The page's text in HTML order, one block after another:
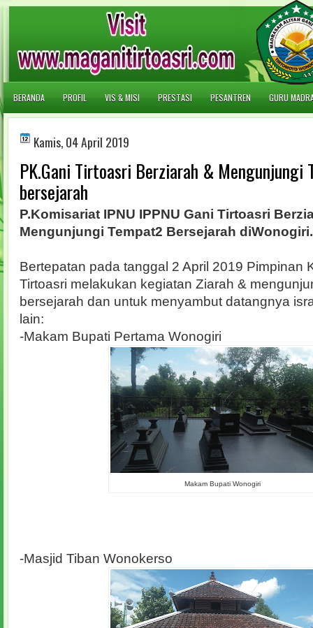
BERANDA PROFIL VIS & MISI PRESTASI PESANTREN GURU
Kamis, 04 April 2019
PK.Gani Tirtoasri Berziarah & Mengunjungi
bersejarah
P.Komisariat IPNU IPPNU Gani Tirtoasri
Mengunjungi Tempat2 Bersejarah diWonogiri.
Bertepatan pada tanggal 2 April 2019 Pimpinan
Tirtoasri melakukan kegiatan Ziarah &
bersejarah dan untuk menyambut datangnya
lain:
-Makam Bupati Pertama Wonogiri
Makam Bupati Wonogiri
-Masjid Tiban Wonokerso